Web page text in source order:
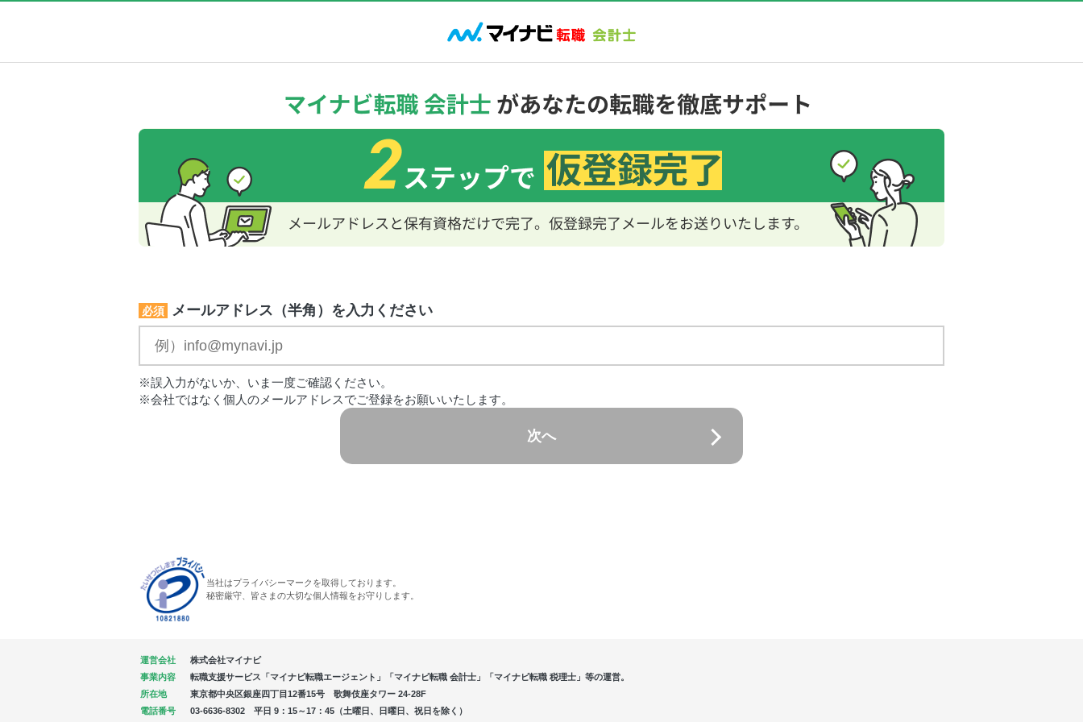
必須 メールアドレス（半角）を入力ください
※誤入力がないか、いま一度ご確認ください。
※会社ではなく個人のメールアドレスでご登録をお願いいたします。
次へ
当社はプライバシーマークを取得しております。
秘密厳守、皆さまの大切な個人情報をお守りします。
運営会社
株式会社マイナビ
事業内容
転職支援サービス「マイナビ転職エージェント」「マイナビ転職 会計士」「マイナビ転職 税理士」等の運営。
所在地
東京都中央区銀座四丁目12番15号 歌舞伎座タワー 24-28F
電話番号
03-6636-8302 平日 9：15～17：45（土曜日、日曜日、祝日を除く）